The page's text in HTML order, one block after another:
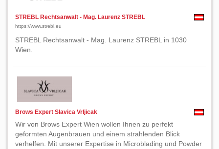
STREBL Rechtsanwalt - Mag. Laurenz STREBL
https://www.strebl.eu
STREBL Rechtsanwalt - Mag. Laurenz STREBL in 1030
Wien.
Brows Expert Slavica Vrljicak
Wir von Brows Expert Wien wollen Ihnen zu perfekt
geformten Augenbrauen und einem strahlenden Blick
verhelfen. Mit unserer Expertise in Microblading und Powder